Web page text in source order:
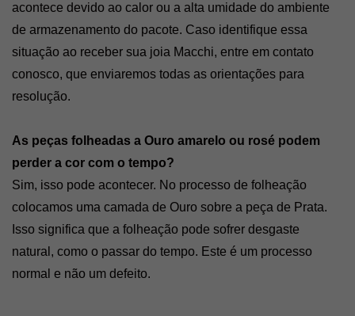
acontece devido ao calor ou a alta umidade do ambiente
de armazenamento do pacote. Caso identifique essa
situação ao receber sua joia Macchi, entre em contato
conosco, que enviaremos todas as orientações para
resolução.
As peças folheadas a Ouro amarelo ou rosé podem
perder a cor com o tempo?
Sim, isso pode acontecer. No processo de folheação
colocamos uma camada de Ouro sobre a peça de Prata.
Isso significa que a folheação pode sofrer desgaste
natural, como o passar do tempo. Este é um processo
normal e não um defeito.